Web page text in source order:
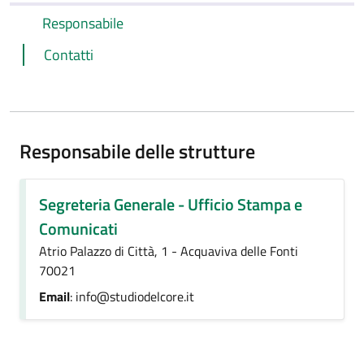
Responsabile
Contatti
Responsabile delle strutture
Segreteria Generale - Ufficio Stampa e
Comunicati
Atrio Palazzo di Città, 1 - Acquaviva delle Fonti
70021
Email: info@studiodelcore.it